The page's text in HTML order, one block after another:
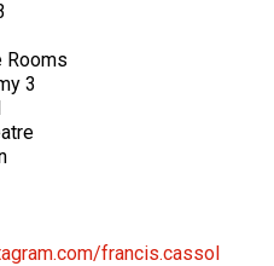
Rooms
3
francis.cassol